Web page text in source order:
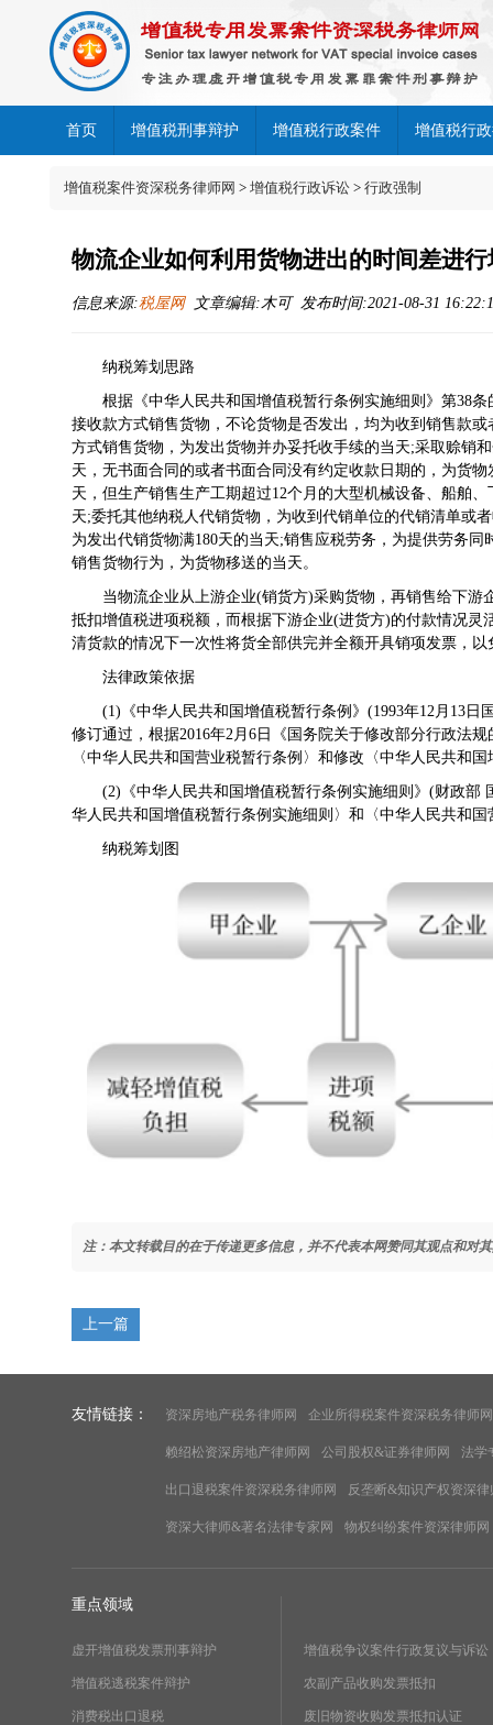
首页 增值税刑事辩护 增值税行政案件 增值税行
增值税案件资深税务律师网 > 增值税行政诉讼 > 行政强制
物流企业如何利用货物进出的时间差进
信息来源:税屋网文章编辑:木可 发布时间:2021-08-31
纳税筹划思路
根据《中华人民共和国增值税暂行条例实施细则 》第38
接收款方式销售货物，不论货物是否发出，均为收到销售款
方式销售货物，为发出货物并办妥托收手续的当天;采取赊销
天，无书面合同的或者书面合同没有约定收款日期的，为货
天，但生产销售生产工期超过12个月的大型机械设备、船舶
天;委托其他纳税人代销货物，为收到代销单位的代销清单或
为发出代销货物满180天的当天;销售应税劳务，为提供劳务
销售货物行为，为货物移送的当天。
当物流企业从上游企业(销货方)采购货物，再销售给下游
抵扣增值税进项税额，而根据下游企业(进货方)的付款情况
清货款的情况下一次性将货全部供完并全额开具销项发票，
法律政策依据
(1)《中华人民共和国增值税暂行条例 》(1993年12月13日
修订通过，根据2016年2月6日《 国务院关于修改部分行政法规
〈中华人民共和国营业税暂行条例〉和修改〈中华人民共和
(2)《中华人民共和国增值税暂行条例实施细则 》(财政部
华人民共和国增值税暂行条例实施细则〉和〈中华人民共和
纳税筹划图
注：本文转载目的在于传递更多信息，并不代表本网赞同其观点和对
上一篇
友情链接： 资深房地产税务律师网 企业所得税案件资深税务律师网
赖绍松资深房地产律师网 公司股权&证券律师网 法学
出口退税案件资深税务律师网 反垄断&知识产权资深律
资深大律师&著名法律专家网 物权纠纷案件资深律师网
重点领域
虚开增值税发票刑事辩护
增值税逃税案件辩护
消费税出口退税
增值税争议案件行政复议与诉讼
农副产品收购发票抵扣
废旧物资收购发票抵扣认证